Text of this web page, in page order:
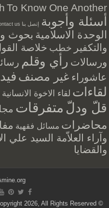
To Know One Another
أسئلة وأجوبة إتصل بنا Contact us
الوحدة الاسلامية بحوث
والتكفير خطب خلاصة
ورسالات رأي وقلم
عاشوراء غير مصنف
لقاءات لقاء الاخوة
قلّ ودلّ متفرقات
محاضرات مسائل فقهية
وآراء العلاّمة السيد علي
والقضايا